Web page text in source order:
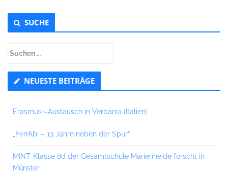
Untergeordnet
Seitenleiste
SUCHE
NEUESTE BEITRÄGE
Erasmus+-Austausch in Verbania (Italien)
„FerrAbi – 13 Jahre neben der Spur“
MINT-Klasse 8d der Gesamtschule Marienheide forscht in
Münster